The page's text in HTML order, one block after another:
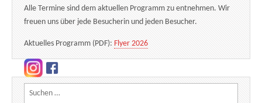
Alle Termine sind dem aktuellen Programm zu entnehmen. Wir
freuen uns über jede Besucherin und jeden Besucher.
Aktuelles Programm (PDF): Flyer 2026
Suchen nach: